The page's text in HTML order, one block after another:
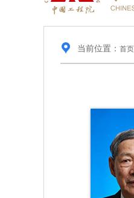
当前位置： 首页